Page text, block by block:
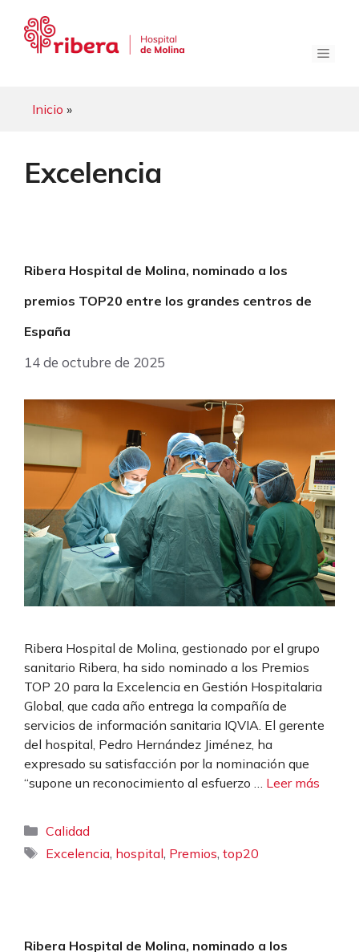
contenido
Menú
Inicio »
Excelencia
Ribera Hospital de Molina, nominado a los
premios TOP20 entre los grandes centros de
España
14 de octubre de 2025
Ribera Hospital de Molina, gestionado por el grupo
sanitario Ribera, ha sido nominado a los Premios
TOP 20 para la Excelencia en Gestión Hospitalaria
Global, que cada año entrega la compañía de
servicios de información sanitaria IQVIA. El gerente
del hospital, Pedro Hernández Jiménez, ha
expresado su satisfacción por la nominación que
“supone un reconocimiento al esfuerzo … Leer más
Categorías
Calidad
Etiquetas
Excelencia, hospital, Premios,top20
Ribera Hospital de Molina, nominado a los